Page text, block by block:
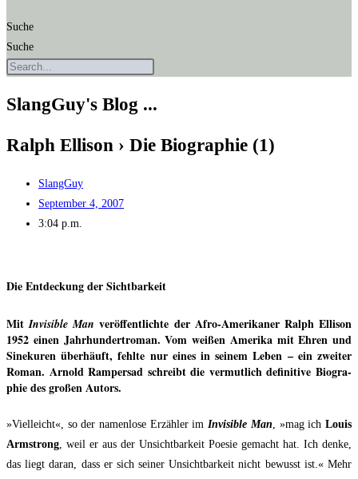
Suche
Suche
SlangGuy's Blog ...
Ralph Elli­son › Die Bio­gra­phie (1)
SlangGuy
September 4, 2007
3:04 p.m.
Die Ent­de­ckung der Sichtbarkeit
MitInvi­si­ble Man ver­öf­fent­lich­te der Afro-Ame­ri­ka­ner Ralph Elli­son
1952 einen Jahr­hun­der­t­ro­man. Vom wei­ßen Ame­ri­ka mit Ehren und
Sine­ku­ren über­häuft, fehl­te nur eines in sei­nem Leben – ein zwei­ter
Roman. Arnold Ram­pers­ad schreibt die ver­mut­lich defi­ni­ti­ve Bio­gra­
phie des gro­ßen Autors.
»Viel­leicht«, so der namen­lo­se Erzäh­ler imInvi­si­ble Man, »mag ichLou­is
Arm­strong, weil er aus der Unsicht­bar­keit Poe­sie gemacht hat. Ich den­ke,
das liegt dar­an, dass er sich sei­ner Unsicht­bar­keit nicht bewusst ist.« Mehr